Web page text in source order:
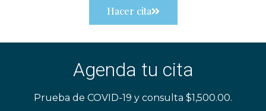
Hacer cita
Agenda tu cita
Prueba de COVID-19 y consulta $1,500.00.